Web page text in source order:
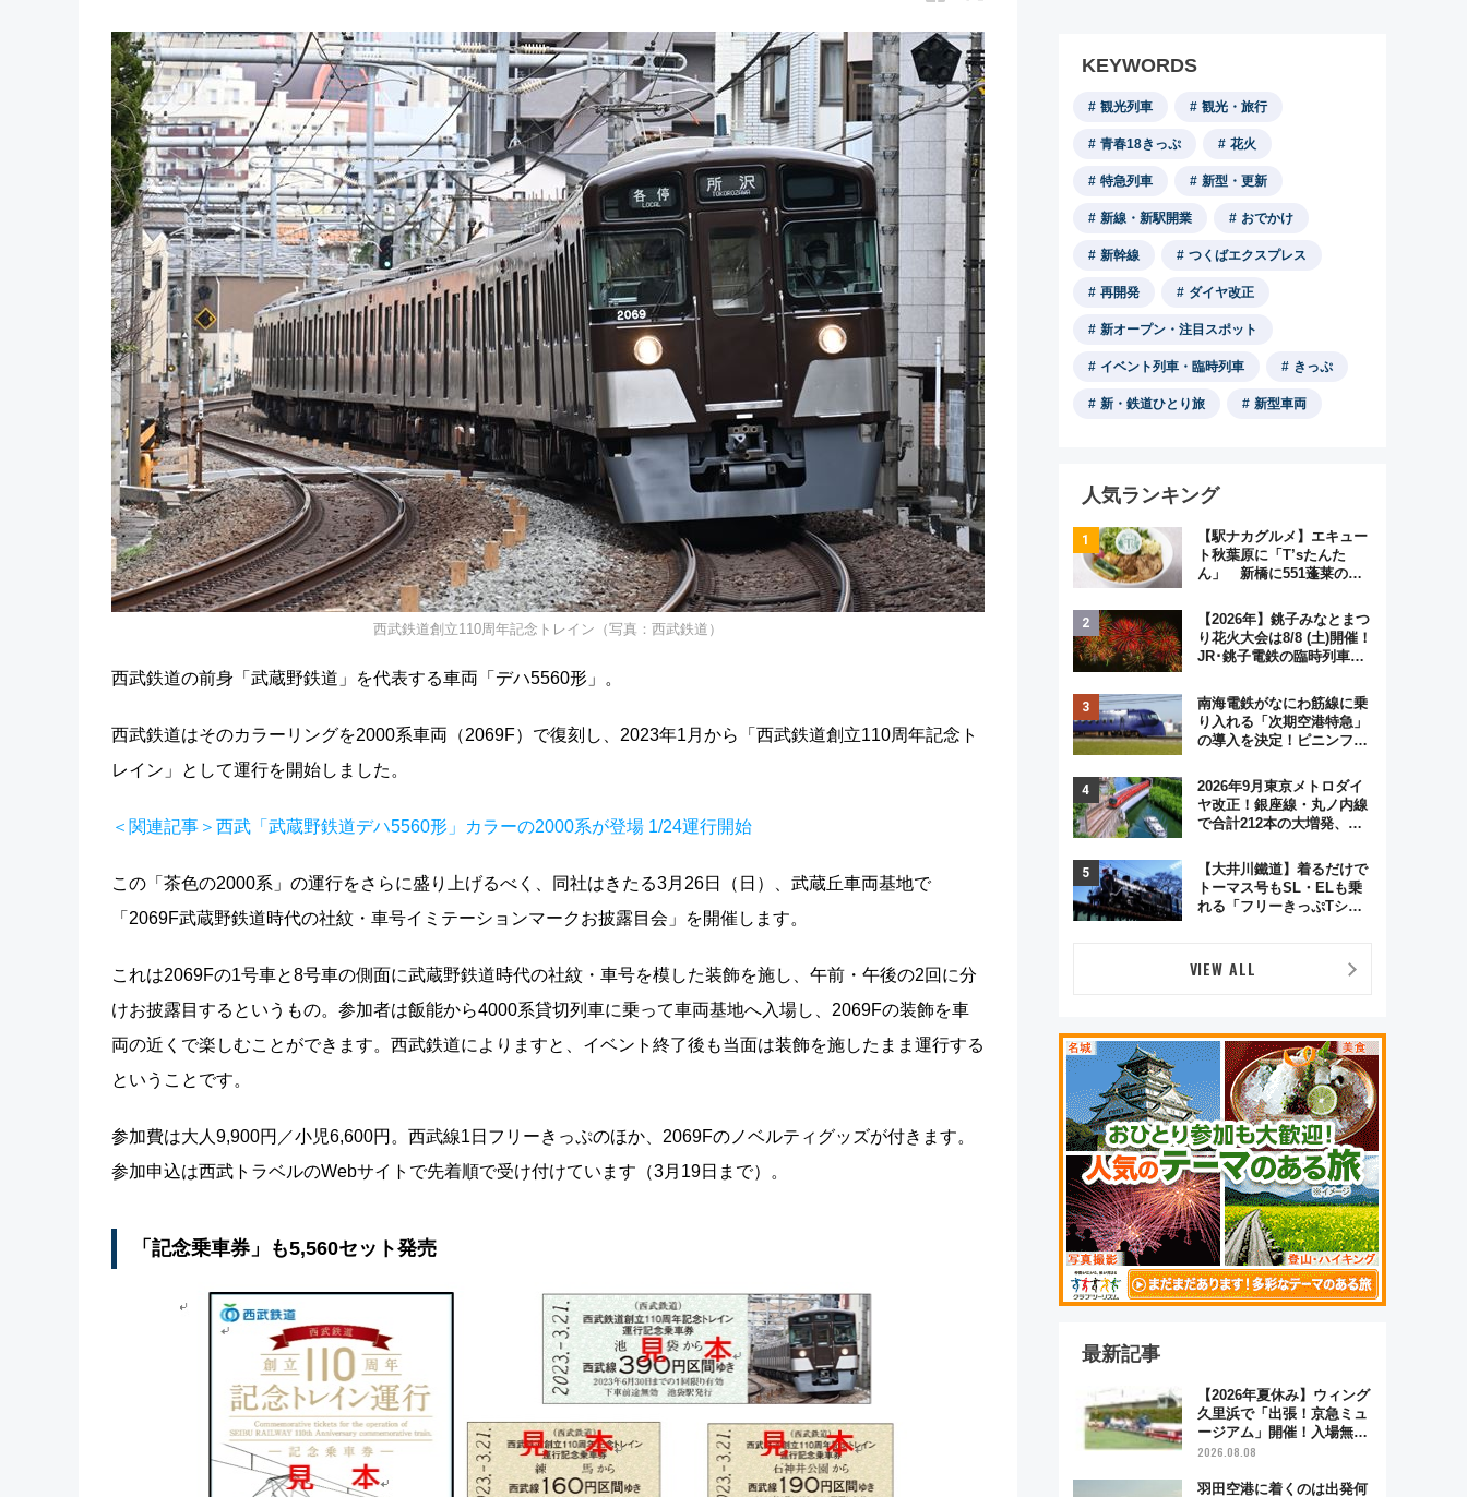
西武鉄道創立110周年記念トレイン（写真：西武鉄道）
西武鉄道の前身「武蔵野鉄道」を代表する車両「デハ5560形」。
西武鉄道はそのカラーリングを2000系車両（2069F）で復刻し、2023年1月から「西武鉄道創立110周年記念ト
レイン」として運行を開始しました。
＜関連記事＞西武「武蔵野鉄道デハ5560形」カラーの2000系が登場 1/24運行開始
この「茶色の2000系」の運行をさらに盛り上げるべく、同社はきたる3月26日（日）、武蔵丘車両基地で
「2069F武蔵野鉄道時代の社紋・車号イミテーションマークお披露目会」を開催します。
これは2069Fの1号車と8号車の側面に武蔵野鉄道時代の社紋・車号を模した装飾を施し、午前・午後の2回に分
けお披露目するというもの。参加者は飯能から4000系貸切列車に乗って車両基地へ入場し、2069Fの装飾を車
両の近くで楽しむことができます。西武鉄道によりますと、イベント終了後も当面は装飾を施したまま運行する
ということです。
参加費は大人9,900円／小児6,600円。西武線1日フリーきっぷのほか、2069Fのノベルティグッズが付きます。
参加申込は西武トラベルのWebサイトで先着順で受け付けています（3月19日まで）。
「記念乗車券」も5,560セット発売
KEYWORDS
観光列車 観光・旅行
青春18きっぷ 花火
特急列車 新型・更新
新線・新駅開業 おでかけ
新幹線 つくばエクスプレス
再開発 ダイヤ改正
新オープン・注目スポット
イベント列車・臨時列車 きっぷ
新・鉄道ひとり旅 新型車両
人気ランキング
【駅ナカグルメ】エキュー
ト秋葉原に「T’sたんた
ん」 新橋に551蓬莱の
オムライス専門店「肉とた
まご」新グルメ続々登場！
【2026年8月】
【2026年】銚子みなとまつ
り花火大会は8/8 (土)開催！
JR･銚子電鉄の臨時列車や
く8,000発の大迫力＆屋台
を満喫
南海電鉄がなにわ筋線に乗
り入れる「次期空港特急」
の導入を決定！ピニンファ
デザイン
2026年9月東京メトロダイ
ヤ改正！銀座線・丸ノ内線
で合計212本の大増発、混
【大井川鐵道】着るだけで
トーマス号もSL・ELも乗
れる「フリーきっぷTシャ
VIEW ALL
最新記事
【2026年夏休み】ウィング
久里浜で「出張！京急ミュ
ージアム」開催！入場無料
でスタンプラリーや子ども
2026.08.08
羽田空港に着くのは出発何